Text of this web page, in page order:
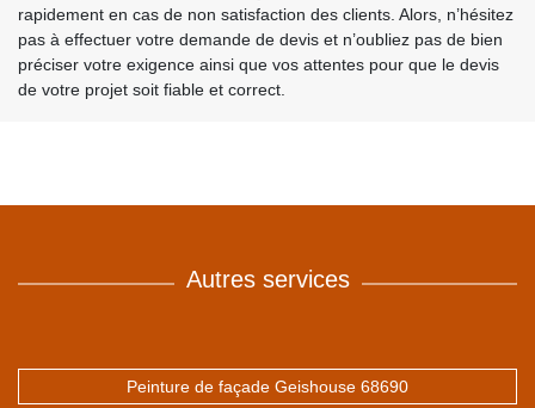
rapidement en cas de non satisfaction des clients. Alors, n’hésitez
pas à effectuer votre demande de devis et n’oubliez pas de bien
préciser votre exigence ainsi que vos attentes pour que le devis
de votre projet soit fiable et correct.
Autres services
Peinture de façade Geishouse 68690